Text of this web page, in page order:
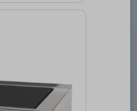
+ věčný